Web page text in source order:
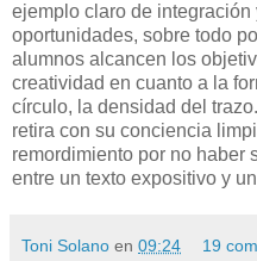
ejemplo claro de
oportunidades, sobre todo
alumnos alcancen los
creatividad en cuanto a la
círculo, la densidad del
retira con su conciencia
remordimiento por no haber
entre un texto expositivo y
Toni Solano en 09:24 19